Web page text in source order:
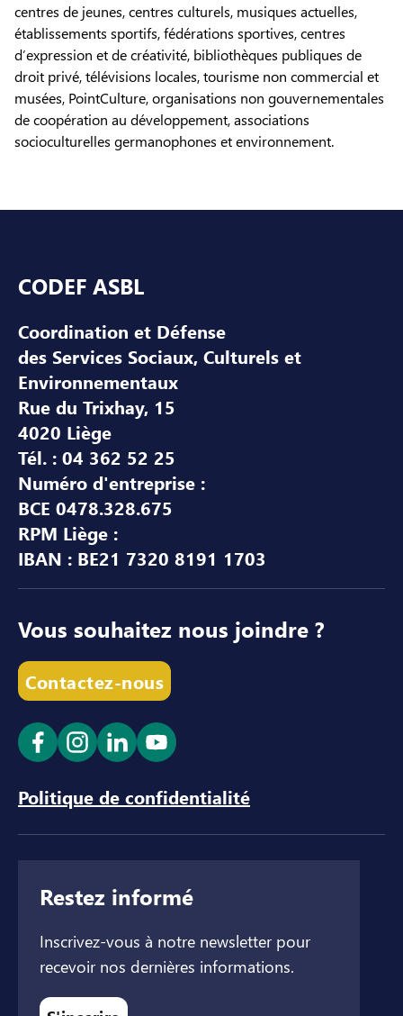
centres de jeunes, centres culturels, musiques actuelles,
établissements sportifs, fédérations sportives, centres
d’expression et de créativité, bibliothèques publiques de
droit privé, télévisions locales, tourisme non commercial et
musées, PointCulture, organisations non gouvernementales
de coopération au développement, associations
socioculturelles germanophones et environnement.
CODEF ASBL
Coordination et Défense
des Services Sociaux, Culturels et
Environnementaux
Rue du Trixhay, 15
4020 Liège
Tél. : 04 362 52 25
Numéro d'entreprise :
BCE 0478.328.675
RPM Liège :
IBAN : BE21 7320 8191 1703
Vous souhaitez nous joindre ?
Contactez-nous
Ouvrir le lien dans un nouvel onglet
Ouvrir le lien dans un nouvel onglet
Ouvrir le lien dans un nouvel
Ouvrir le lien dans un
Politique de confidentialité
Restez informé
Inscrivez-vous à notre newsletter pour
recevoir nos dernières informations.